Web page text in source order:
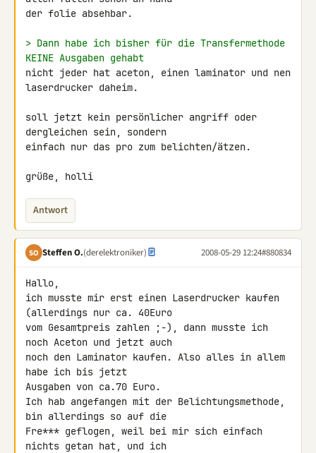
der folie absehbar.
> Dann habe ich bisher für die Transfermethode
KEINE Ausgaben gehabt
nicht jeder hat aceton, einen laminator und nen
laserdrucker daheim.
soll jetzt kein persönlicher angriff oder
dergleichen sein, sondern
einfach nur das pro zum belichten/ätzen.
grüße, holli
Antwort
SO Steffen O.(derelektroniker) 2008-05-29 12:24#880834
Hallo,
ich musste mir erst einen Laserdrucker kaufen
(allerdings nur ca. 40Euro
vom Gesamtpreis zahlen ;-), dann musste ich
noch Aceton und jetzt auch
noch den Laminator kaufen. Also alles in allem
habe ich bis jetzt
Ausgaben von ca.70 Euro.
Ich hab angefangen mit der Belichtungsmethode,
bin allerdings so auf die
Fre*** geflogen, weil bei mir sich einfach
nichts getan hat, und ich